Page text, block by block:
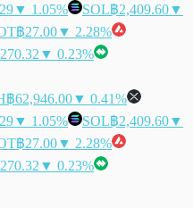
▼ 1.05% SOL฿2,409.60▼
฿27.00▼ 2.28%
▼ 0.23%
฿62,946.00▼ 0.41%
▼ 1.05% SOL฿2,409.60▼
฿27.00▼ 2.28%
▼ 0.23%